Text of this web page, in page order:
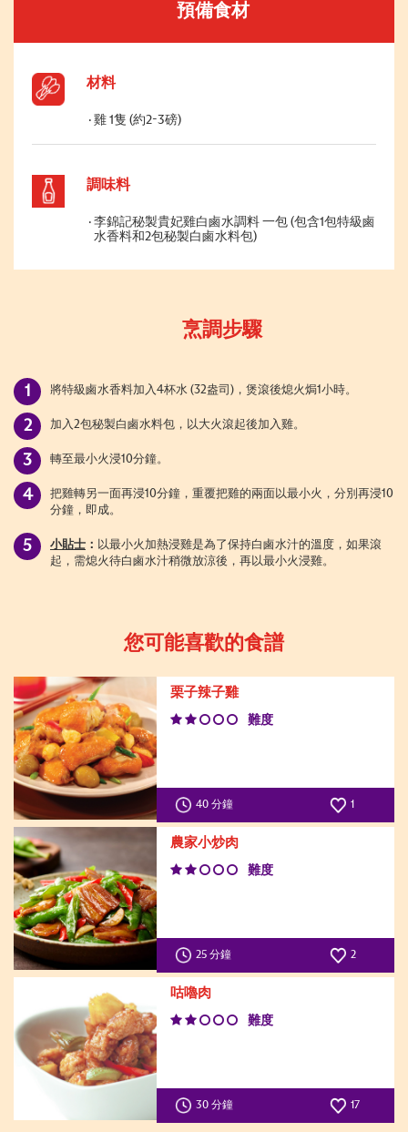
預備食材
材料
雞 1隻 (約2-3磅)
調味料
李錦記秘製貴妃雞白鹵水調料 一包 (包含1包特級鹵
水香料和2包秘製白鹵水料包)
烹調步驟
將特級鹵水香料加入4杯水 (32盎司)，煲滾後熄火焗1小時。
加入2包秘製白鹵水料包，以大火滾起後加入雞。
轉至最小火浸10分鐘。
把雞轉另一面再浸10分鐘，重覆把雞的兩面以最小火，分別再浸10
分鐘，即成。
小貼士 ： 以最小火加熱浸雞是為了保持白鹵水汁的溫度，如果滾
起，需熄火待白鹵水汁稍微放涼後，再以最小火浸雞。
您可能喜歡的食譜
栗子辣子雞
難度
40 分鐘 1
農家小炒肉
難度
25 分鐘 2
咕嚕肉
難度
30 分鐘 17